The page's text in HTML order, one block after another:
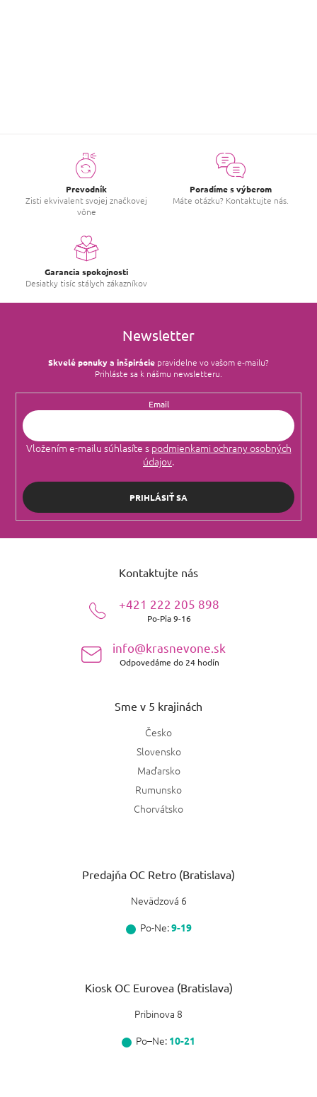
Prevodník
Zisti ekvivalent svojej značkovej
vône
Poradíme s výberom
Máte otázku? Kontaktujte nás.
Garancia spokojnosti
Desiatky tisíc stálych zákazníkov
Newsletter
Skvelé ponuky a inšpirácie pravidelne vo vašom e‑mailu?
Prihláste sa k nášmu newsletteru.
Email
Vložením e-mailu súhlasíte s podmienkami ochrany osobných
údajov.
PRIHLÁSIŤ SA
Kontaktujte nás
+421 222 205 898
Po-Pia 9-16
info@krasnevone.sk
Odpovedáme do 24 hodín
Sme v 5 krajinách
Česko
Slovensko
Maďarsko
Rumunsko
Chorvátsko
Predajňa OC Retro (Bratislava)
Nevädzová 6
Po-Ne:9-19
Kiosk OC Eurovea (Bratislava)
Pribinova 8
Po–Ne: 10-21